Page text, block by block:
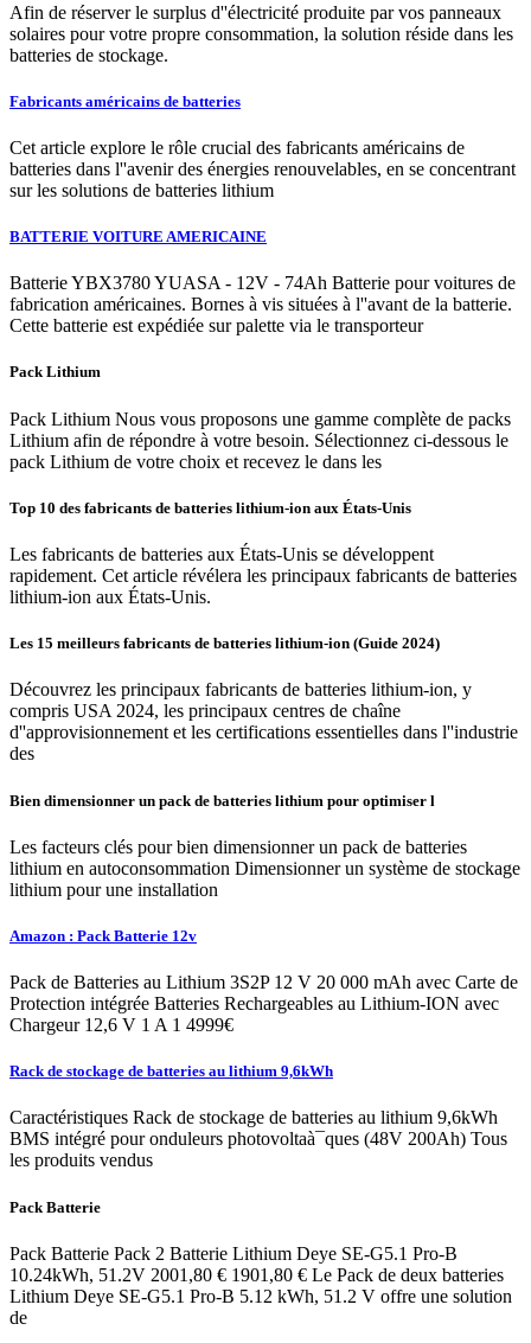
Afin de réserver le surplus d''électricité produite par vos panneaux
solaires pour votre propre consommation, la solution réside dans les
batteries de stockage.
Fabricants américains de batteries
Cet article explore le rôle crucial des fabricants américains de
batteries dans l''avenir des énergies renouvelables, en se concentrant
sur les solutions de batteries lithium
BATTERIE VOITURE AMERICAINE
Batterie YBX3780 YUASA - 12V - 74Ah Batterie pour voitures de
fabrication américaines. Bornes à vis situées à l''avant de la batterie.
Cette batterie est expédiée sur palette via le transporteur
Pack Lithium
Pack Lithium Nous vous proposons une gamme complète de packs
Lithium afin de répondre à votre besoin. Sélectionnez ci-dessous le
pack Lithium de votre choix et recevez le dans les
Top 10 des fabricants de batteries lithium-ion aux États-Unis
Les fabricants de batteries aux États-Unis se développent
rapidement. Cet article révélera les principaux fabricants de batteries
lithium-ion aux États-Unis.
Les 15 meilleurs fabricants de batteries lithium-ion (Guide 2024)
Découvrez les principaux fabricants de batteries lithium-ion, y
compris USA 2024, les principaux centres de chaîne
d''approvisionnement et les certifications essentielles dans l''industrie
des
Bien dimensionner un pack de batteries lithium pour optimiser l
Les facteurs clés pour bien dimensionner un pack de batteries
lithium en autoconsommation Dimensionner un système de stockage
lithium pour une installation
Amazon : Pack Batterie 12v
Pack de Batteries au Lithium 3S2P 12 V 20 000 mAh avec Carte de
Protection intégrée Batteries Rechargeables au Lithium-ION avec
Chargeur 12,6 V 1 A 1 4999€
Rack de stockage de batteries au lithium 9,6kWh
Caractéristiques Rack de stockage de batteries au lithium 9,6kWh
BMS intégré pour onduleurs photovoltaà¯ques (48V 200Ah) Tous
les produits vendus
Pack Batterie
Pack Batterie Pack 2 Batterie Lithium Deye SE-G5.1 Pro-B
10.24kWh, 51.2V 2001,80 € 1901,80 € Le Pack de deux batteries
Lithium Deye SE-G5.1 Pro-B 5.12 kWh, 51.2 V offre une solution
de